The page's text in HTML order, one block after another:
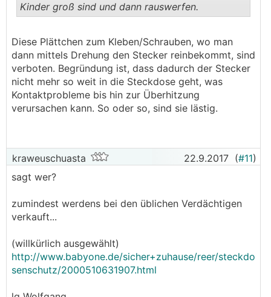
Kinder groß sind und dann rauswerfen.
Diese Plättchen zum Kleben/Schrauben, wo man
dann mittels Drehung den Stecker reinbekommt, sind
verboten. Begründung ist, dass dadurch der Stecker
nicht mehr so weit in die Steckdose geht, was
Kontaktprobleme bis hin zur Überhitzung
verursachen kann. So oder so, sind sie lästig.
kraweuschuasta 22.9.2017 (#11)
sagt wer?
zumindest werdens bei den üblichen Verdächtigen
verkauft...
(willkürlich ausgewählt)
http://www.babyone.de/sicher+zuhause/reer/steckdo
senschutz/2000510631907.html